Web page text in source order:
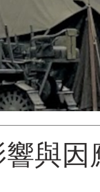
與因